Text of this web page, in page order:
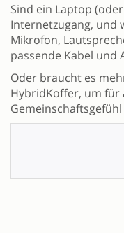
Sind ein Laptop
Internetzugang, und
Mikrofon,
passende Kabel und
Oder braucht es
HybridKoffer, um für